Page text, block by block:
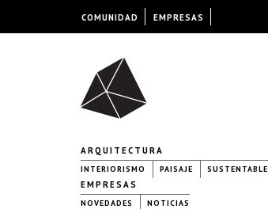
ARQUITECTURA
INTERIORISMO PAISAJE SUSTENTABLE
EMPRESAS
NOVEDADES NOTICIAS
COMUNIDAD EMPRESAS